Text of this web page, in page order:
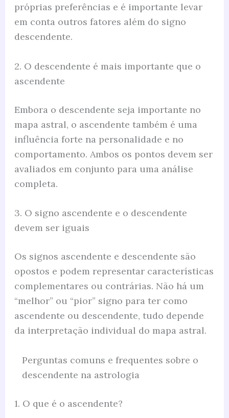
próprias preferências e é importante levar
em conta outros fatores além do signo
descendente.
2. O descendente é mais importante que o
ascendente
Embora o descendente seja importante no
mapa astral, o ascendente também é uma
influência forte na personalidade e no
comportamento. Ambos os pontos devem ser
avaliados em conjunto para uma análise
completa.
3. O signo ascendente e o descendente
devem ser iguais
Os signos ascendente e descendente são
opostos e podem representar características
complementares ou contrárias. Não há um
“melhor” ou “pior” signo para ter como
ascendente ou descendente, tudo depende
da interpretação individual do mapa astral.
Perguntas comuns e frequentes sobre o
descendente na astrologia
1. O que é o ascendente?